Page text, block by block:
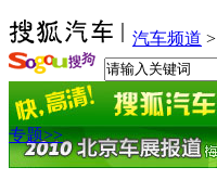
汽车频道 >
专题>>